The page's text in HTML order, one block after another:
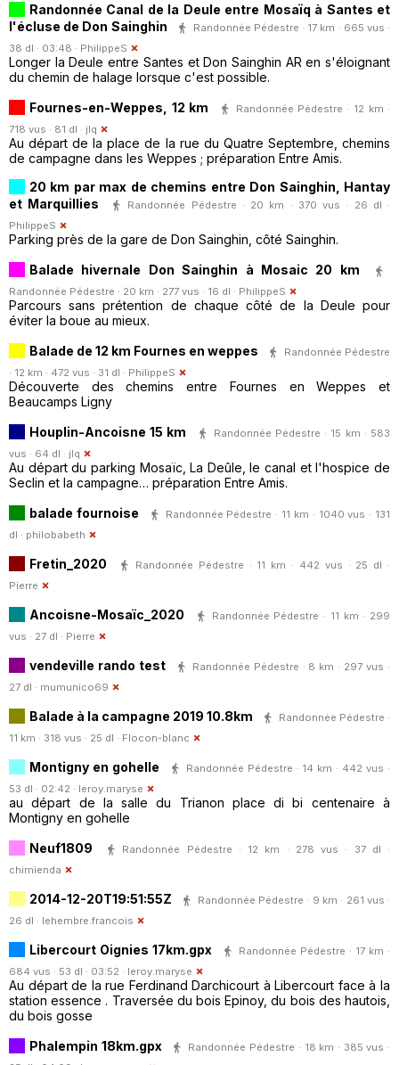
Randonnée Canal de la Deule entre Mosaïq à Santes et
l'écluse de Don Sainghin
Randonnée Pédestre · 17 km · 665 vus ·
38 dl · 03:48 · PhilippeS
Longer la Deule entre Santes et Don Sainghin AR en s'éloignant
du chemin de halage lorsque c'est possible.
Fournes-en-Weppes, 12 km
Randonnée Pédestre · 12 km ·
718 vus · 81 dl · jlq
Au départ de la place de la rue du Quatre Septembre, chemins
de campagne dans les Weppes ; préparation Entre Amis.
20 km par max de chemins entre Don Sainghin, Hantay
et Marquillies
Randonnée Pédestre · 20 km · 370 vus · 26 dl ·
PhilippeS
Parking près de la gare de Don Sainghin, côté Sainghin.
Balade hivernale Don Sainghin à Mosaic 20 km
Randonnée Pédestre · 20 km · 277 vus · 16 dl · PhilippeS
Parcours sans prétention de chaque côté de la Deule pour
éviter la boue au mieux.
Balade de 12 km Fournes en weppes
Randonnée Pédestre
· 12 km · 472 vus · 31 dl · PhilippeS
Découverte des chemins entre Fournes en Weppes et
Beaucamps Ligny
Houplin-Ancoisne 15 km
Randonnée Pédestre · 15 km · 583
vus · 64 dl · jlq
Au départ du parking Mosaïc, La Deûle, le canal et l'hospice de
Seclin et la campagne… préparation Entre Amis.
balade fournoise
Randonnée Pédestre · 11 km · 1040 vus · 131
dl · philobabeth
Fretin_2020
Randonnée Pédestre · 11 km · 442 vus · 25 dl ·
Pierre
Ancoisne-Mosaïc_2020
Randonnée Pédestre · 11 km · 299
vus · 27 dl · Pierre
vendeville rando test
Randonnée Pédestre · 8 km · 297 vus ·
27 dl · mumunico69
Balade à la campagne 2019 10.8km
Randonnée Pédestre ·
11 km · 318 vus · 25 dl · Flocon-blanc
Montigny en gohelle
Randonnée Pédestre · 14 km · 442 vus ·
53 dl · 02:42 · leroy.maryse
au départ de la salle du Trianon place di bi centenaire à
Montigny en gohelle
Neuf1809
Randonnée Pédestre · 12 km · 278 vus · 37 dl ·
chimienda
2014-12-20T19:51:55Z
Randonnée Pédestre · 9 km · 261 vus ·
26 dl · lehembre.francois
Libercourt Oignies 17km.gpx
Randonnée Pédestre · 17 km ·
684 vus · 53 dl · 03:52 · leroy.maryse
Au départ de la rue Ferdinand Darchicourt à Libercourt face à la
station essence . Traversée du bois Epinoy, du bois des hautois,
du bois gosse
Phalempin 18km.gpx
Randonnée Pédestre · 18 km · 385 vus ·